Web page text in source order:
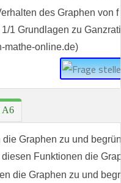
A6
Graphen zu und
Funktionen die